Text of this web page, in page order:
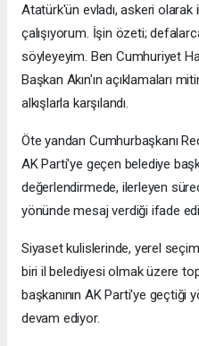
Atatürk'ün evladı, askeri
çalışıyorum. İşin özeti;
söyleyeyim. Ben Cumhuriyet
Başkan Akın'ın açıklamaları
alkışlarla karşılandı.
Öte yandan Cumhurbaşkanı
AK Parti'ye geçen belediye
değerlendirmede, ilerleyen
yönünde mesaj verdiği ifade
Siyaset kulislerinde, yerel
biri il belediyesi olmak üzere
başkanının AK Parti'ye geçtiği
devam ediyor.